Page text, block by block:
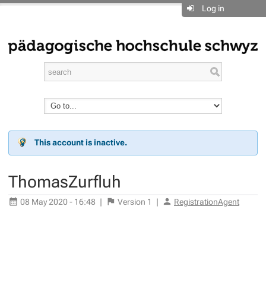
Log in
This account is inactive.
ThomasZurfluh
08 May 2020 - 16:48 | Version 1 | RegistrationAgent